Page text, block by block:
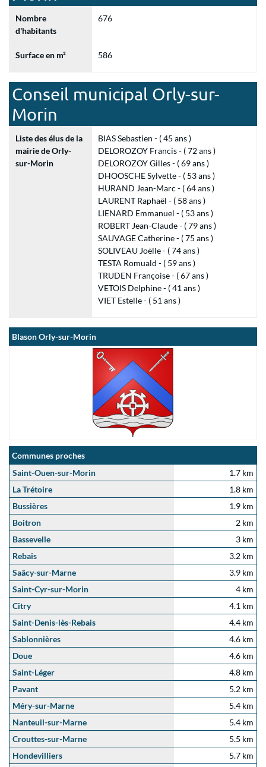
Nombre
d'habitants
676
Surface en m² 586
Conseil municipal Orly-sur-
Morin
Liste des élus de la
mairie de Orly-
sur-Morin
BIAS Sebastien - ( 45 ans )
DELOROZOY Francis - ( 72 ans )
DELOROZOY Gilles - ( 69 ans )
DHOOSCHE Sylvette - ( 53 ans )
HURAND Jean-Marc - ( 64 ans )
LAURENT Raphaël - ( 58 ans )
LIENARD Emmanuel - ( 53 ans )
ROBERT Jean-Claude - ( 79 ans )
SAUVAGE Catherine - ( 75 ans )
SOLIVEAU Joëlle - ( 74 ans )
TESTA Romuald - ( 59 ans )
TRUDEN Françoise - ( 67 ans )
VETOIS Delphine - ( 41 ans )
VIET Estelle - ( 51 ans )
Blason Orly-sur-Morin
Communes proches
Saint-Ouen-sur-Morin
1.7 km
La Trétoire
1.8 km
Bussières
1.9 km
Boitron
2 km
Bassevelle
3 km
Rebais
3.2 km
Saâcy-sur-Marne
3.9 km
Saint-Cyr-sur-Morin
4 km
Citry
4.1 km
Saint-Denis-lès-Rebais
4.4 km
Sablonnières
4.6 km
Doue
4.6 km
Saint-Léger
4.8 km
Pavant
5.2 km
Méry-sur-Marne
5.4 km
Nanteuil-sur-Marne
5.4 km
Crouttes-sur-Marne
5.5 km
Hondevilliers
5.7 km